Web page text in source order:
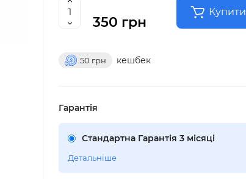
350 грн
Купити
50 грн кешбек
Гарантія
Стандартна Гарантія 3 місяці
Детальніше